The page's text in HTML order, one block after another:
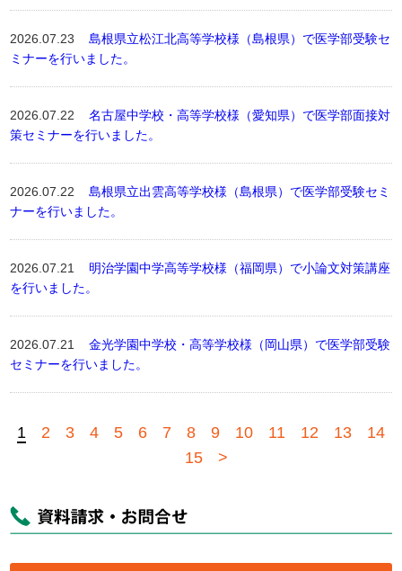
2026.07.23島根県立松江北高等学校様（島根県）で医学部受験セ
ミナーを行いました。
2026.07.22名古屋中学校・高等学校様（愛知県）で医学部面接対
策セミナーを行いました。
2026.07.22島根県立出雲高等学校様（島根県）で医学部受験セミ
ナーを行いました。
2026.07.21 明治学園中学高等学校様（福岡県）で小論文対策講座
を行いました。
2026.07.21金光学園中学校・高等学校様（岡山県）で医学部受験
セミナーを行いました。
1 2 3 4 5 6 7 8 9 10 11 12 13
14
15
>